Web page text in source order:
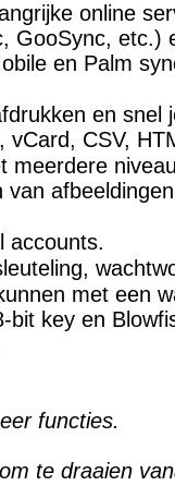
online
GooSync, etc.)
en Palm
en snel
vCard, CSV,
meerdere
accounts.
met een
bit key en
functies.
te draaien